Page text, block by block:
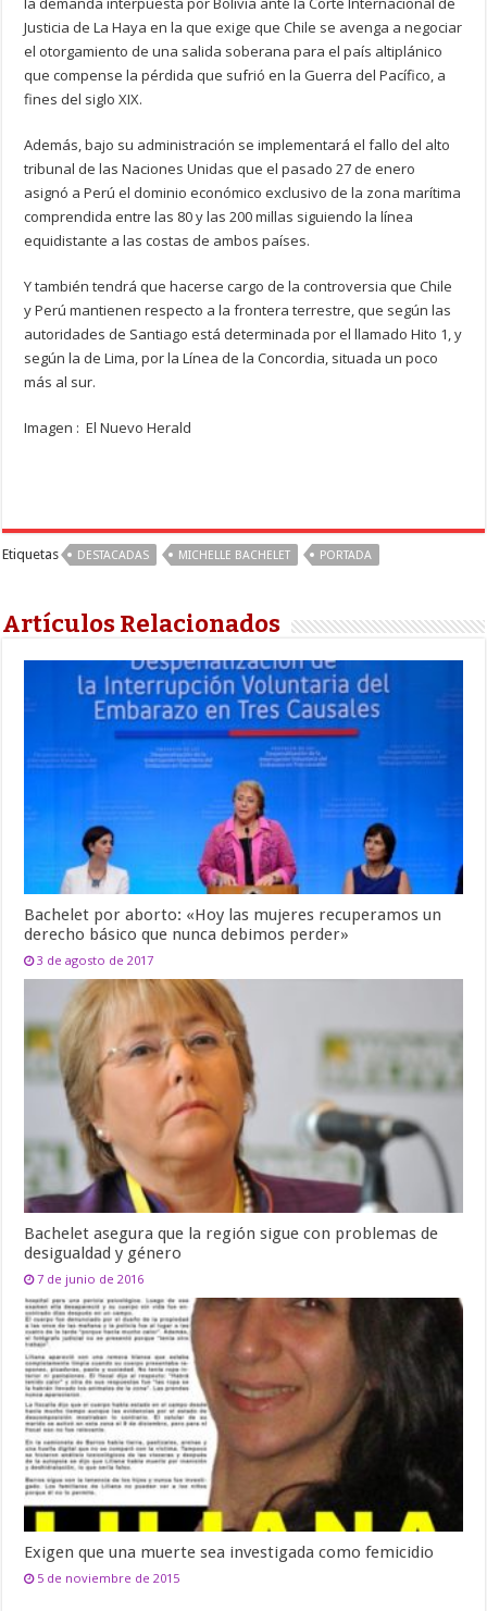
Justicia de La Haya en la que exige que Chile se avenga a negociar
el otorgamiento de una salida soberana para el país altiplánico
que compense la pérdida que sufrió en la Guerra del Pacífico, a
fines del siglo XIX.
Además, bajo su administración se implementará el fallo del alto
tribunal de las Naciones Unidas que el pasado 27 de enero
asignó a Perú el dominio económico exclusivo de la zona marítima
comprendida entre las 80 y las 200 millas siguiendo la línea
equidistante a las costas de ambos países.
Y también tendrá que hacerse cargo de la controversia que Chile
y Perú mantienen respecto a la frontera terrestre, que según las
autoridades de Santiago está determinada por el llamado Hito 1, y
según la de Lima, por la Línea de la Concordia, situada un poco
más al sur.
Imagen : El Nuevo Herald
Etiquetas DESTACADAS MICHELLE BACHELET PORTADA
Artículos Relacionados
Bachelet por aborto: «Hoy las mujeres recuperamos un
derecho básico que nunca debimos perder»
3 de agosto de 2017
Bachelet asegura que la región sigue con problemas de
desigualdad y género
7 de junio de 2016
Exigen que una muerte sea investigada como femicidio
5 de noviembre de 2015